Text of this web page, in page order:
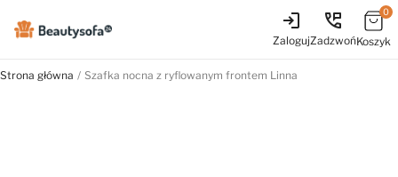
login
Zaloguj
perm_phone_msg
Zadzwoń
0
Koszyk
Strona główna Szafka nocna z ryflowanym frontem Linna